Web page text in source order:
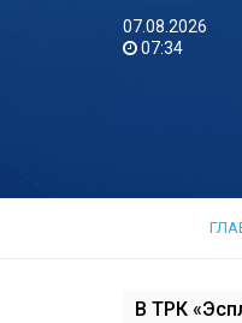
07.08.2026
07:34
В ТРК